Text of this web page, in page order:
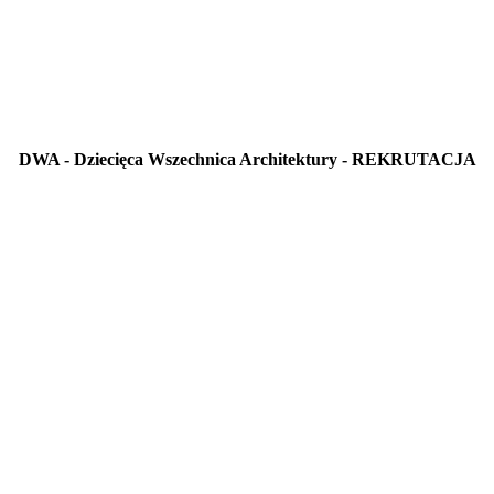
DWA - Dziecięca Wszechnica Architektury - REKRUTACJA